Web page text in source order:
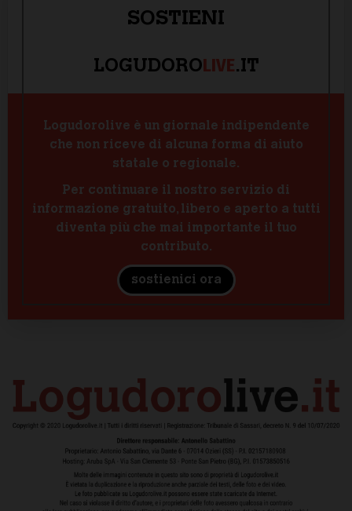
SOSTIENI
LOGUDOROLIVE.IT
Logudorolive è un giornale indipendente
che non riceve di alcuna forma di aiuto
statale o regionale.
Per continuare il nostro servizio di
informazione gratuito, libero e aperto a tutti
diventa più che mai importante il tuo
contributo.
sostienici ora